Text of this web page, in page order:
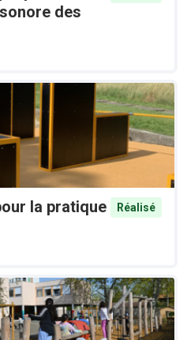
des
la pratique
Réalisé